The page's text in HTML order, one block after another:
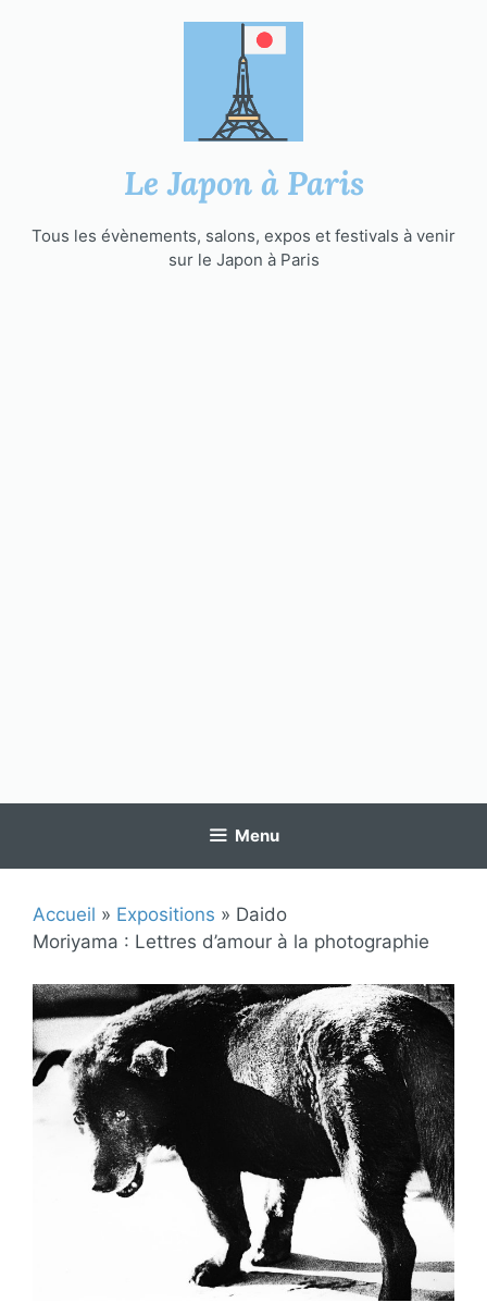
Le Japon à Paris
Tous les évènements, salons, expos et festivals à venir
sur le Japon à Paris
Menu
Accueil » Expositions » Daido
Moriyama : Lettres d’amour à la photographie